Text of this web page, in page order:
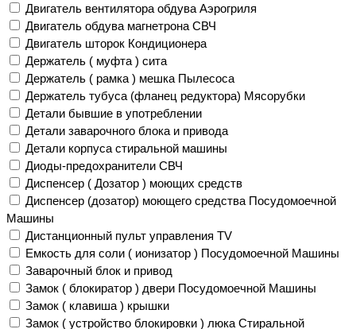
Двигатель вентилятора обдува Аэрогриля
Двигатель обдува магнетрона СВЧ
Двигатель шторок Кондиционера
Держатель ( муфта ) сита
Держатель ( рамка ) мешка Пылесоса
Держатель тубуса (фланец редуктора) Мясорубки
Детали бывшие в употреблении
Детали заварочного блока и привода
Детали корпуса стиральной машины
Диоды-предохранители СВЧ
Диспенсер ( Дозатор ) моющих средств
Диспенсер (дозатор) моющего средства Посудомоечной
Машины
Дистанционный пульт управления TV
Емкость для соли ( ионизатор ) Посудомоечной Машины
Заварочный блок и привод
Замок ( блокиратор ) двери Посудомоечной Машины
Замок ( клавиша ) крышки
Замок ( устройство блокировки ) люка Стиральной